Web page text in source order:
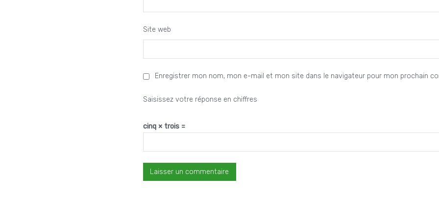
Site web
Enregistrer mon nom, mon e-mail et mon site dans le navigateur pour mon prochain
Saisissez votre réponse en chiffres
cinq × trois =